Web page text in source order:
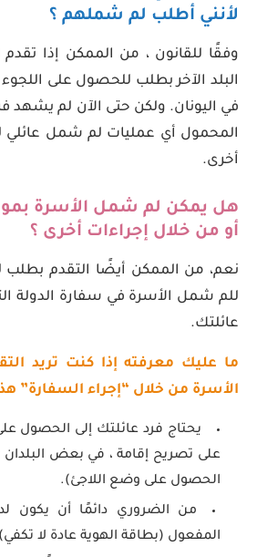
لأنني أطلب لم شملهم ؟
وفقًا للقانون ، من الممكن إذا تقدم
البلد الآخر بطلب للحصول على
في اليونان. ولكن حتى الآن لم يشهد
المحمول أي عمليات لم شمل عائلي
أخرى.
هل يمكن لم شمل الأسرة
أو من خلال إجراءات أخرى ؟
نعم، من الممكن أيضًا التقدم
للم شمل الأسرة في سفارة الدولة
عائلتك.
ما عليك معرفته إذا كنت تريد
الأسرة من خلال “إجراء السفارة”
يحتاج فرد عائلتك إلى الحصول
على تصريح إقامة ، في بعض البلدان
الحصول على وضع اللاجئ).
من الضروري دائمًا أن يكون
المفعول (بطاقة الهوية عادة لا